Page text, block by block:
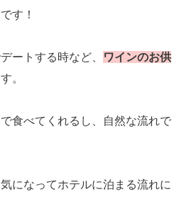
す！
ートする時など、
ワインのお供
。
食べてくれるし、自然な流れで
になってホテルに泊まる流れに